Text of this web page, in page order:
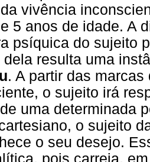
vivência
5 anos de idade. A
psíquica do sujeito
dela resulta uma
. A partir das
o sujeito irá
uma determinada
o sujeito
o seu desejo.
pois carreia,